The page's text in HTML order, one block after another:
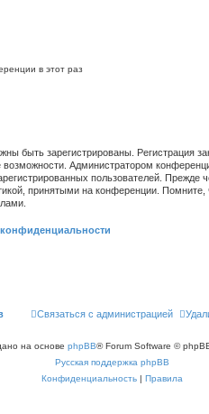
в этот раз
быть зарегистрированы. Регистрация
Администратором
пользователей. Прежде
принятыми на конференции.
Связаться с администрацией
на основе phpBB® Forum Software ©
Русская поддержка phpBB
Конфиденциальность | Правила